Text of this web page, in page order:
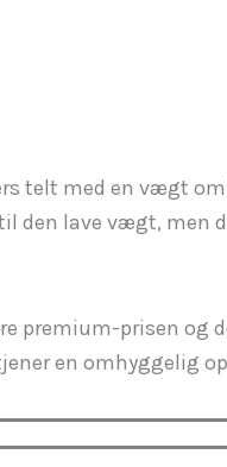
telt med en vægt
den lave vægt, men
premium-prisen og
en omhyggelig